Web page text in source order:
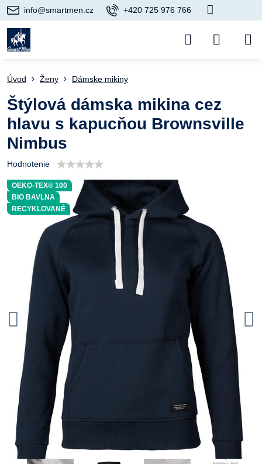
info@smartmen.cz +420 725 976 766
OEKO-TEX® 100
BIO BAVLNA
RECYKLOVANÉ
Úvod Ženy Dámske mikiny
Štýlová dámska mikina cez
hlavu s kapucňou Brownsville
Nimbus
Hodnotenie